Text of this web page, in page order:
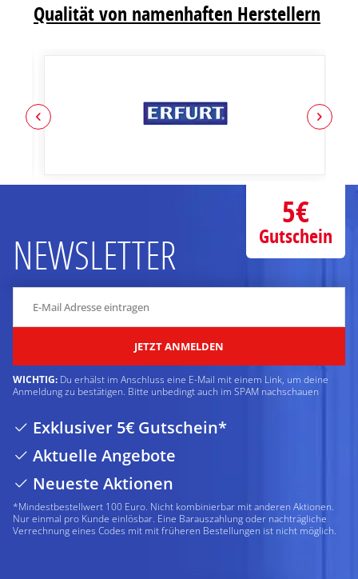
Qualität von namenhaften Herstellern
NEWSLETTER
JETZT ANMELDEN
WICHTIG: Du erhälst im Anschluss eine E-Mail mit einem Link, um deine
Anmeldung zu bestätigen. Bitte unbedingt auch im SPAM nachschauen
Exklusiver 5€ Gutschein*
Aktuelle Angebote
Neueste Aktionen
*Mindestbestellwert 100 Euro. Nicht kombinierbar mit anderen Aktionen.
Nur einmal pro Kunde einlösbar. Eine Barauszahlung oder nachträgliche
Verrechnung eines Codes mit mit früheren Bestellungen ist nicht möglich.
5€
Gutschein